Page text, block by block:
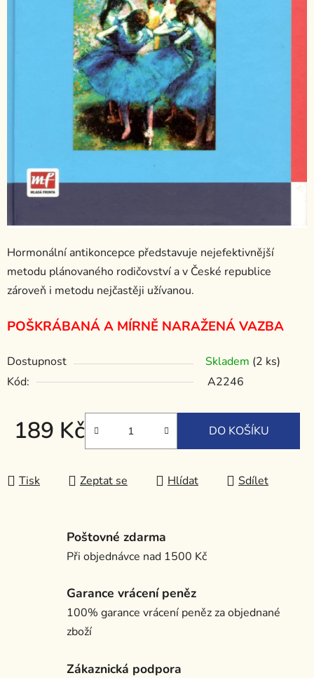
Hormonální antikoncepce představuje nejefektivnější
metodu plánovaného rodičovství a v České republice
zároveň i metodu nejčastěji užívanou.
POŠKRÁBANÁ A MÍRNĚ NARAŽENÁ VAZBA
Dostupnost Skladem (2 ks)
Kód:
A2246
189 Kč DO KOŠÍKU
Tisk Zeptat se Hlídat Sdílet
Poštovné zdarma
Při objednávce nad 1500 Kč
Garance vrácení peněz
100% garance vrácení peněz za objednané
zboží
Zákaznická podpora